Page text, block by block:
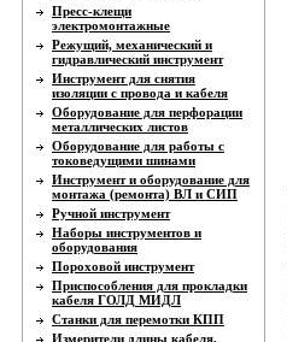
Пресс-клещи
электромонтажные
Режущий, механический и
гидравлический инструмент
Инструмент для снятия
изоляции с провода и кабеля
Оборудование для перфорации
металлических листов
Оборудование для работы с
токоведущими шинами
Инструмент и оборудование для
монтажа (ремонта) ВЛ и СИП
Ручной инструмент
Наборы инструментов и
оборудования
Пороховой инструмент
Приспособления для прокладки
кабеля ГОЛД МИДЛ
Станки для перемотки КПП
Измерители длины кабеля,